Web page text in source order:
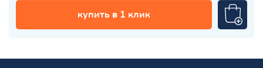
купить в 1 клик